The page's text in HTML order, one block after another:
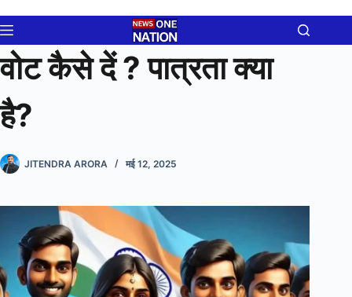
to
content
वोट कैसे दें ? पात्रता क्या
है?
JITENDRA ARORA मई 12, 2025